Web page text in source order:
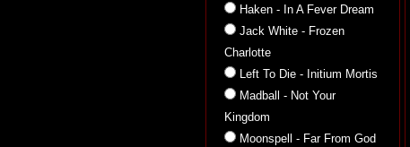
Haken - In A Fever Dream
Jack White - Frozen
Charlotte
Left To Die - Initium Mortis
Madball - Not Your
Kingdom
Moonspell - Far From God